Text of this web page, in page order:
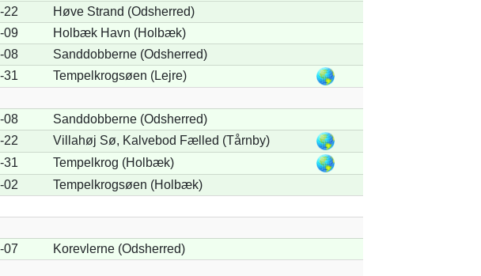
22
Høve Strand (Odsherred)
09
Holbæk Havn (Holbæk)
08
Sanddobberne (Odsherred)
31
Tempelkrogsøen (Lejre)
08
Sanddobberne (Odsherred)
22
Villahøj Sø, Kalvebod Fælled (Tårnby)
31
Tempelkrog (Holbæk)
02
Tempelkrogsøen (Holbæk)
07
Korevlerne (Odsherred)